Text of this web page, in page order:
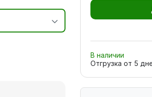
В наличии
Отгрузка от 5